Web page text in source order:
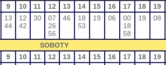
9 10 11 12 13 14 15 16 17 18 19
13
44
12
42
30
07
26
56
46
18
53
19 06
00
18
58
19 08
SOBOTY
9 10 11 12 13 14 15 16 17 18 19